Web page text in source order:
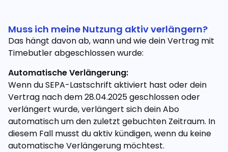
Muss ich meine Nutzung aktiv verlängern?
Das hängt davon ab, wann und wie dein Vertrag mit
Timebutler abgeschlossen wurde:
Automatische Verlängerung:
Wenn du SEPA-Lastschrift aktiviert hast oder dein
Vertrag nach dem 28.04.2025 geschlossen oder
verlängert wurde, verlängert sich dein Abo
automatisch um den zuletzt gebuchten Zeitraum. In
diesem Fall musst du aktiv kündigen, wenn du keine
automatische Verlängerung möchtest.